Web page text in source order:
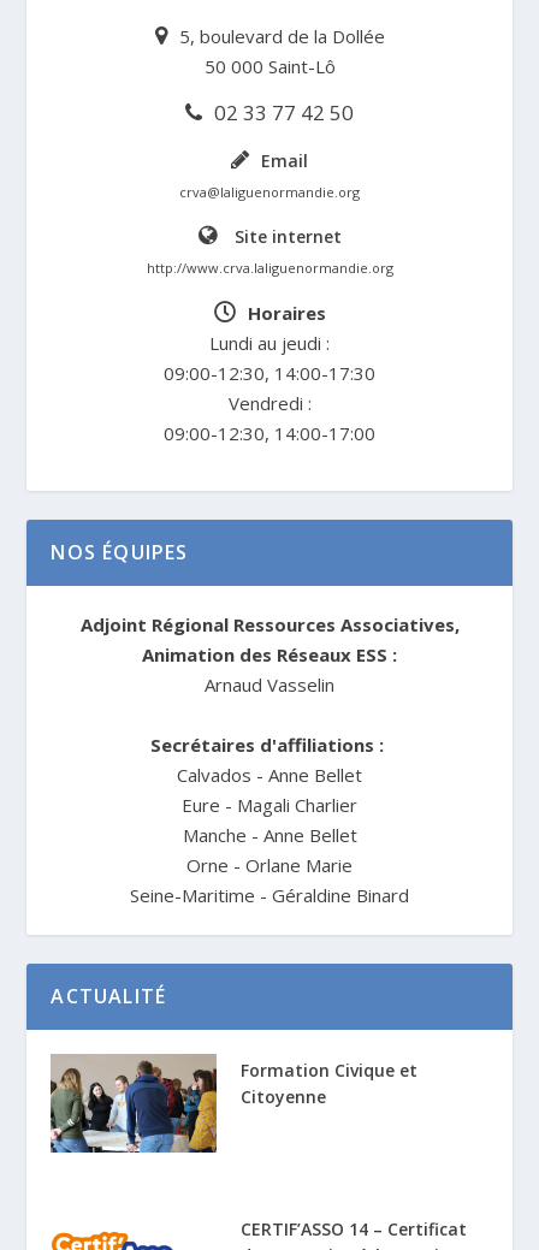
5, boulevard de la Dollée
50 000 Saint-Lô
02 33 77 42 50
Email
crva@laliguenormandie.org
Site internet
http://www.crva.laliguenormandie.org
Horaires
Lundi au jeudi :
09:00-12:30, 14:00-17:30
Vendredi :
09:00-12:30, 14:00-17:00
NOS ÉQUIPES
Adjoint Régional Ressources Associatives,
Animation des Réseaux ESS :
Arnaud Vasselin
Secrétaires d'affiliations :
Calvados - Anne Bellet
Eure - Magali Charlier
Manche - Anne Bellet
Orne - Orlane Marie
Seine-Maritime - Géraldine Binard
ACTUALITÉ
Formation Civique et
Citoyenne
CERTIF’ASSO 14 – Certificat